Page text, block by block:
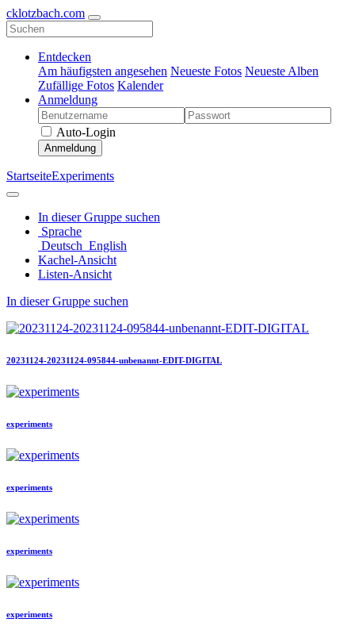
cklotzbach.com
Entdecken
Am häufigsten angesehen Neueste Fotos Neueste Alben
Zufällige Fotos Kalender
Anmeldung
Auto-Login
Anmeldung
StartseiteExperiments
In dieser Gruppe suchen
Sprache
Deutsch English
Kachel-Ansicht
Listen-Ansicht
In dieser Gruppe suchen
20231124-20231124-095844-unbenannt-EDIT-DIGITAL
experiments
experiments
experiments
experiments